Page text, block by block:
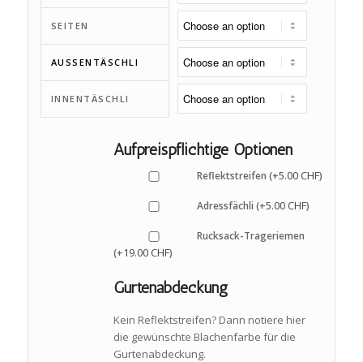
SEITEN
AUSSENTÄSCHLI
INNENTÄSCHLI
Aufpreispflichtige Optionen
Reflektstreifen (+5.00 CHF)
Adressfächli (+5.00 CHF)
Rucksack-Trageriemen
(+19.00 CHF)
Gurtenabdeckung
Kein Reflektstreifen? Dann notiere hier
die gewünschte Blachenfarbe für die
Gurtenabdeckung.